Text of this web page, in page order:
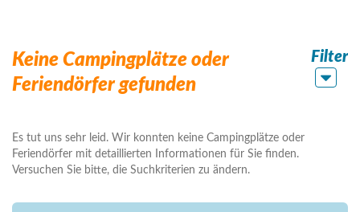
Keine Campingplätze oder
Feriendörfer gefunden
Filter
Es tut uns sehr leid. Wir konnten keine Campingplätze oder
Feriendörfer mit detaillierten Informationen für Sie finden.
Versuchen Sie bitte, die Suchkriterien zu ändern.